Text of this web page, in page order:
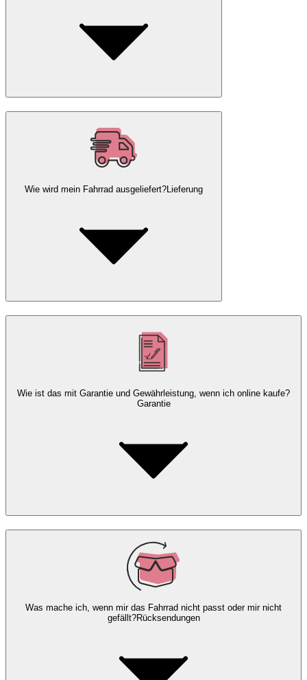
Wie wird mein Fahrrad ausgeliefert? Lieferung
Wie ist das mit Garantie und Gewährleistung, wenn ich online kaufe?
Garantie
Was mache ich, wenn mir das Fahrrad nicht passt oder mir nicht
gefällt?Rücksendungen